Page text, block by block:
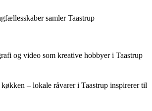
samler Taastrup
og video som kreative hobbyer i Taastrup
– lokale råvarer i Taastrup inspirerer til